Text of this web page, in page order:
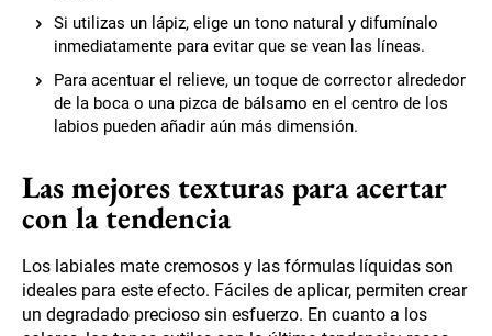
Si utilizas un lápiz, elige un tono natural y difumínalo
inmediatamente para evitar que se vean las líneas.
Para acentuar el relieve, un toque de corrector alrededor
de la boca o una pizca de bálsamo en el centro de los
labios pueden añadir aún más dimensión.
Las mejores texturas para acertar
con la tendencia
Los labiales mate cremosos y las fórmulas líquidas son
ideales para este efecto. Fáciles de aplicar, permiten crear
un degradado precioso sin esfuerzo. En cuanto a los